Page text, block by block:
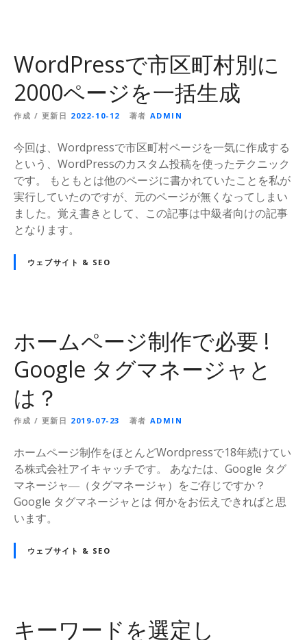
WordPressで市区町村別に
2000ページを一括生成
作成 / 更新日 2022-10-12 著者 ADMIN
今回は、Wordpressで市区町村ページを一気に作成する
という、WordPressのカスタム投稿を使ったテクニック
です。 もともとは他のページに書かれていたことを私が
実行していたのですが、元のページが無くなってしまい
ました。覚え書きとして、この記事は中級者向けの記事
となります。
ウェブサイト & SEO
ホームページ制作で必要 !
Google タグマネージャと
は？
作成 / 更新日 2019-07-23 著者 ADMIN
ホームページ制作をほとんどWordpressで18年続けてい
る株式会社アイキャッチです。 あなたは、Google タグ
マネージャ―（タグマネージャ）をご存じですか？
Google タグマネージャとは 何かをお伝えできればと思
います。
ウェブサイト & SEO
キーワードを選定し